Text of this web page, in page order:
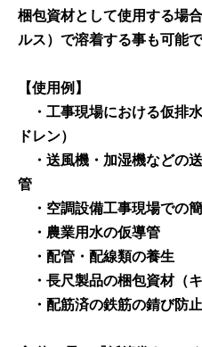
梱包資材として使用する場
ルス）で溶着する事も可能で
【使用例】
・工事現場における仮排
ドレン）
・送風機・加湿機などの
管
・空調設備工事現場での
・農業用水の仮導管
・配管・配線類の養生
・長尺製品の梱包資材（キ
・配筋済の鉄筋の錆び防止